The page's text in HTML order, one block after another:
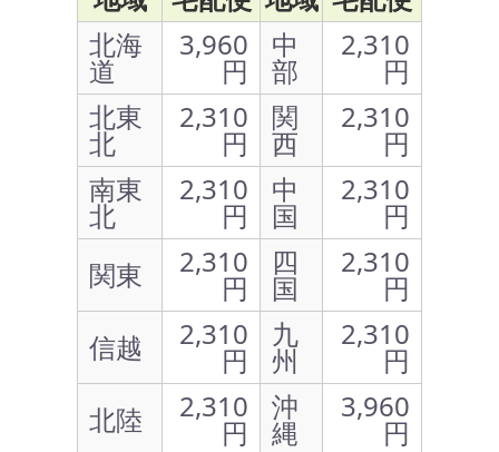
北海
道
3,960
円
中
部
2,310
円
北東
北
2,310
円
関
西
2,310
円
南東
北
2,310
円
中
国
2,310
円
関東
2,310
円
四
国
2,310
円
信越
2,310
円
九
州
2,310
円
北陸
2,310
円
沖
縄
3,960
円